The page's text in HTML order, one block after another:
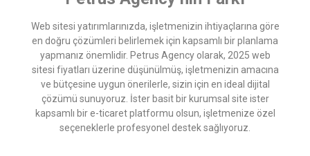
Web sitesi yatırımlarınızda, işletmenizin ihtiyaçlarına göre
en doğru çözümleri belirlemek için kapsamlı bir planlama
yapmanız önemlidir. Petrus Agency olarak, 2025 web
sitesi fiyatları üzerine düşünülmüş, işletmenizin amacına
ve bütçesine uygun önerilerle, sizin için en ideal dijital
çözümü sunuyoruz. İster basit bir kurumsal site ister
kapsamlı bir e-ticaret platformu olsun, işletmenize özel
seçeneklerle profesyonel destek sağlıyoruz.